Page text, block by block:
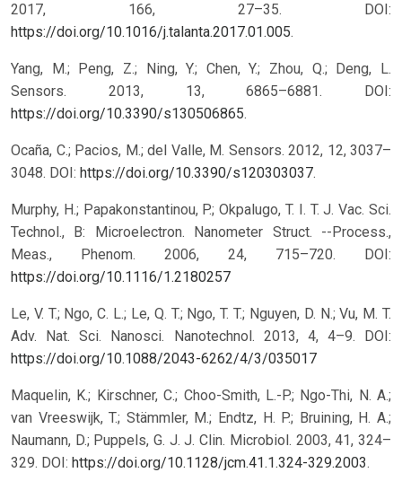
2017, 166, 27–35. DOI:
https://doi.org/10.1016/j.talanta.2017.01.005.
Yang, M.; Peng, Z.; Ning, Y.; Chen, Y.; Zhou, Q.; Deng, L.
Sensors. 2013, 13, 6865–6881. DOI:
https://doi.org/10.3390/s130506865.
Ocaña, C.; Pacios, M.; del Valle, M. Sensors. 2012, 12, 3037–
3048. DOI: https://doi.org/10.3390/s120303037.
Murphy, H.; Papakonstantinou, P.; Okpalugo, T. I. T. J. Vac. Sci.
Technol., B: Microelectron. Nanometer Struct. --Process.,
Meas., Phenom. 2006, 24, 715–720.
DOI:
https://doi.org/10.1116/1.2180257
Le, V. T.; Ngo, C. L.; Le, Q. T.; Ngo, T. T.; Nguyen, D. N.; Vu, M. T.
Adv. Nat. Sci. Nanosci. Nanotechnol. 2013, 4, 4–9.
DOI:
https://doi.org/10.1088/2043-6262/4/3/035017
Maquelin, K.; Kirschner, C.; Choo-Smith, L.-P.; Ngo-Thi, N. A.;
van Vreeswijk, T.; Stämmler, M.; Endtz, H. P.; Bruining, H. A.;
Naumann, D.; Puppels, G. J. J. Clin. Microbiol. 2003, 41, 324–
329. DOI: https://doi.org/10.1128/jcm.41.1.324-329.2003.